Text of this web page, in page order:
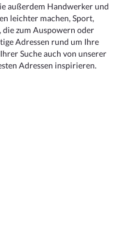
außerdem Handwerker und
leichter machen, Sport,
die zum Auspowern oder
Adressen rund um Ihre
Suche auch von unserer
Adressen inspirieren.